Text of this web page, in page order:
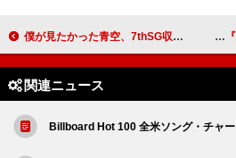
僕が見たかった青空、7thSG収録の雲組楽曲「カイロに月」MV公開
関連ニュース
Billboard Hot 100 全米ソング・チャー